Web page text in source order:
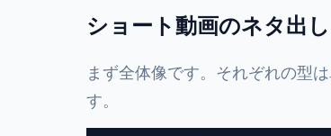
ショート動画のネタ出
まず全体像です。それぞれの型
す。